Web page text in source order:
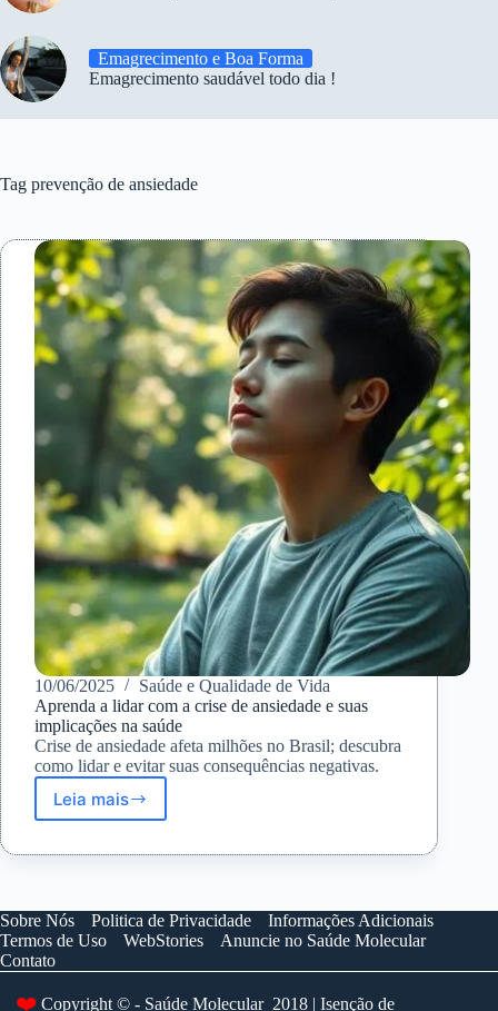
Emagrecimento e Boa Forma
Emagrecimento saudável todo dia !
Tag prevenção de ansiedade
10/06/2025
Saúde e Qualidade de Vida
Aprenda a lidar com a crise de ansiedade e suas
implicações na saúde
Crise de ansiedade afeta milhões no Brasil; descubra
como lidar e evitar suas consequências negativas.
Leia maisAprenda
lidar
crise
de
e
suas
Sobre Nós Politica de Privacidade
Informações Adicionais
Termos de Uso
WebStories
Anuncie no Saúde Molecular
Contato
❤️ Copyright © - Saúde Molecular 2018 | Isenção de